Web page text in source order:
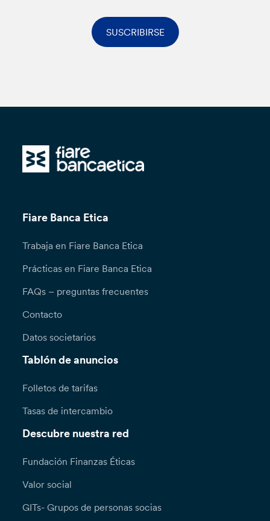
SUSCRIBIRSE
Fiare Banca Etica
Trabaja en Fiare Banca Etica
Prácticas en Fiare Banca Etica
FAQs – preguntas frecuentes
Contacto
Datos societarios
Tablón de anuncios
Folletos de tarifas
Tasas de intercambio
Descubre nuestra red
Fundación Finanzas Éticas
Valor social
GITs- Grupos de personas socias